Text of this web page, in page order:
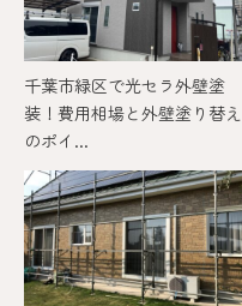
千葉市緑区で光セラ外壁塗
装！費用相場と外壁塗り替え
のポイ...